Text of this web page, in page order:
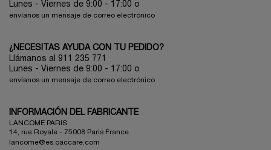
Lunes - Viernes de 9:00 - 17:00 o
envíanos un mensaje de correo electrónico
¿NECESITAS AYUDA CON TU PEDIDO?
Llámanos al 911 235 771
Lunes - Viernes de 9:00 - 17:00 o
envíanos un mensaje de correo electrónico
INFORMACIÓN DEL FABRICANTE
LANCOME PARIS
14, rue Royale - 75008 Paris France
lancome@es.oaccare.com